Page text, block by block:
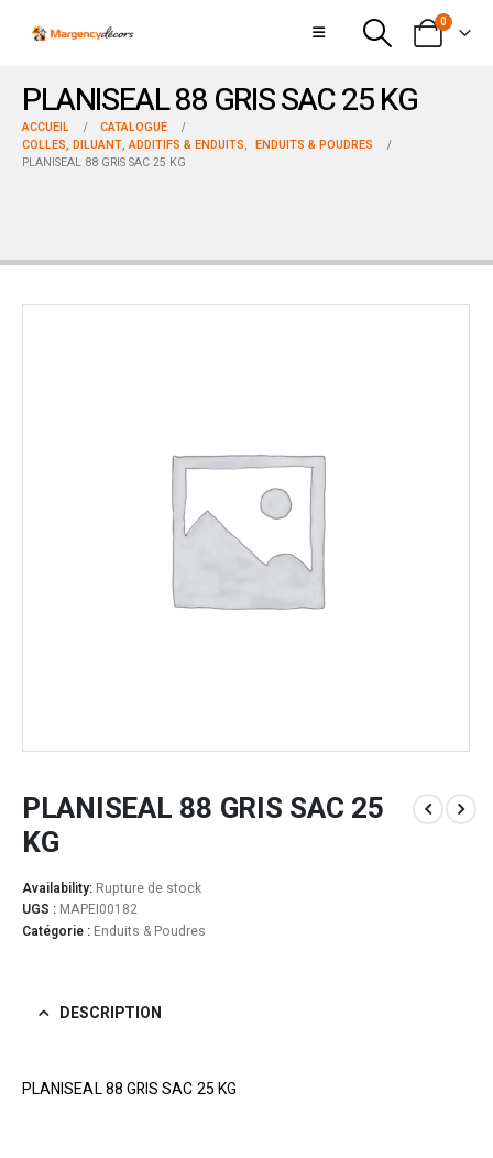
0
PLANISEAL 88 GRIS SAC 25 KG
ACCUEIL
CATALOGUE
COLLES, DILUANT, ADDITIFS & ENDUITS, ENDUITS & POUDRES
PLANISEAL 88 GRIS SAC 25 KG
PLANISEAL 88 GRIS SAC 25
KG
Availability: Rupture de stock
UGS : MAPEI00182
Catégorie : Enduits & Poudres
DESCRIPTION
PLANISEAL 88 GRIS SAC 25 KG